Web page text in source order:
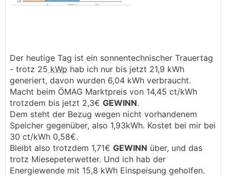
Der heutige Tag ist ein sonnentechnischer Trauertag
- trotz 25 kWp hab ich nur bis jetzt 21,9 kWh
generiert, davon wurden 6,04 kWh verbraucht.
Macht beim ÖMAG Marktpreis von 14,45 ct/kWh
trotzdem bis jetzt 2,3€ GEWINN.
Dem steht der Bezug wegen nicht vorhandenem
Speicher gegenüber, also 1,93kWh. Kostet bei mir bei
30 ct/kWh 0,58€.
Bleibt also trotzdem 1,71€ GEWINN über, und das
trotz Miesepeterwetter. Und ich hab der
Energiewende mit 15,8 kWh Einspeisung geholfen.